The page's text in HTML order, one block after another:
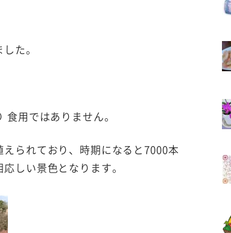
た。
用ではありません。
られており、時期になると7000本
しい景色となります。